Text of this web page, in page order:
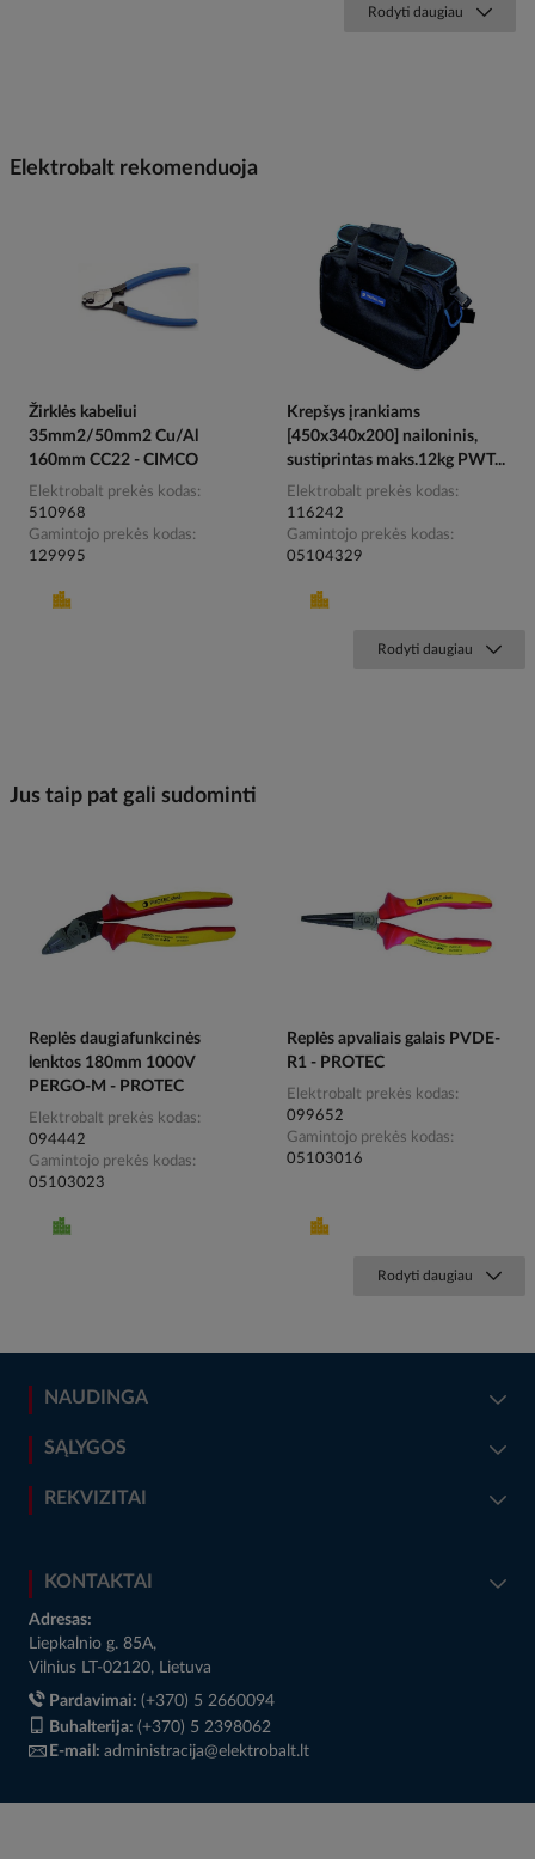
Rodyti daugiau
Elektrobalt rekomenduoja
Žirklės kabeliui
35mm2/50mm2 Cu/Al
160mm CC22 - CIMCO
Elektrobalt prekės kodas
510968
Gamintojo prekės kodas
129995
Krepšys įrankiams
[450x340x200] nailoninis,
sustiprintas maks.12kg PWT...
Elektrobalt prekės kodas
116242
Gamintojo prekės kodas
05104329
Rodyti daugiau
Jus taip pat gali sudominti
Replės daugiafunkcinės
lenktos 180mm 1000V
PERGO-M - PROTEC
Elektrobalt prekės kodas
094442
Gamintojo prekės kodas
05103023
Replės apvaliais galais PVDE-
R1 - PROTEC
Elektrobalt prekės kodas
099652
Gamintojo prekės kodas
05103016
Rodyti daugiau
NAUDINGA
SĄLYGOS
REKVIZITAI
KONTAKTAI
Adresas:
Liepkalnio g. 85A,
Vilnius LT-02120, Lietuva
Pardavimai: (+370) 5 2660094
Buhalterija: (+370) 5 2398062
E-mail: administracija@elektrobalt.lt